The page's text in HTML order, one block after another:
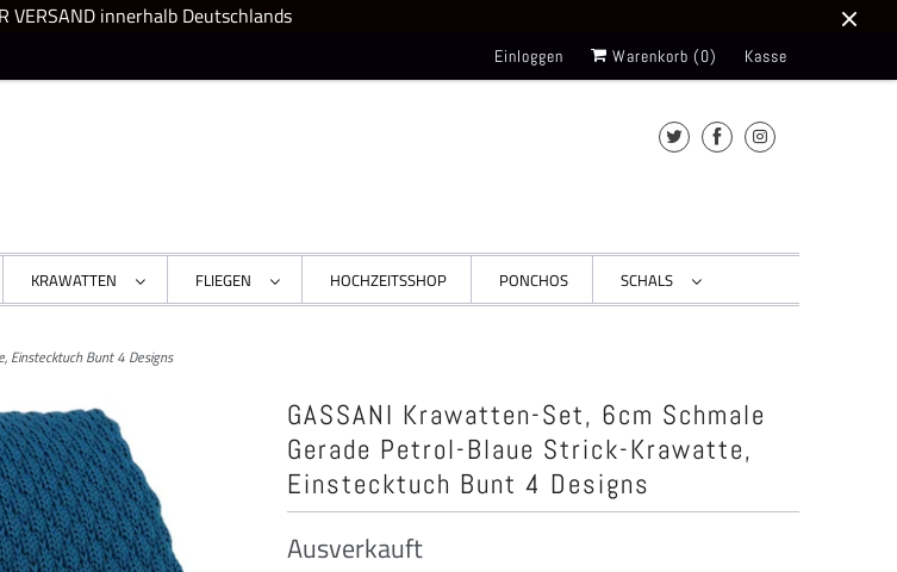
VERSAND innerhalb Deutschlands
Einloggen Warenkorb (0) Kasse
KRAWATTEN FLIEGEN HOCHZEITSSHOP PONCHOS SCHALS
Einstecktuch Bunt 4 Designs
GASSANI Krawatten-Set, 6cm Schmale
Gerade Petrol-Blaue Strick-Krawatte,
Einstecktuch Bunt 4 Designs
Ausverkauft